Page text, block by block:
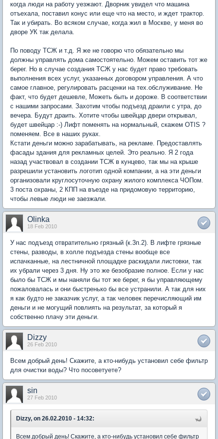
когда люди на работу уезжают. Дворник увидел что машина
отъехала, поставил конус или еще что на место, и ждет трактор.
Так и убирать. Во всяком случае, когда жил в Москве, у меня во
дворе УК так делала.
По поводу ТСЖ и т.д. Я же не говорю что обязательно мы
должны управлять дома самостоятельно. Можем оставить тот же
берег. Но в случае создания ТСЖ у нас будет право требовать
выполнения всех услуг, указанных договором управления. А что
самое главное, регулировать расценки на тех.обслуживание. Не
факт, что будет дешевле, Можеть быть и дороже. В соответствии
с нашими запросами. Захотим чтобы подъезд драили с утра, до
вечера. Будут драить. Хотите чтобы швейцар двери открывал,
будет швейцар :-) Лифт поменять на нормальный, скажем OTIS ?
поменяем. Все в наших руках.
Кстати деньги можно зарабатывать, на рекламе. Предоставлять
фасады здания для рекламных целей. Это реально. Я 2 года
назад участвовал в создании ТСЖ в кунцево, так мы на крыше
разрешили установить логотип одной компании, а на эти деньги
организовали круглосуточную охрану жилого комплекса ЧОПом.
3 поста охраны, 2 КПП на въезде на придомовую территорию,
чтобы левые люди не заезжали.
Olinka
18 Feb 2010
У нас подъезд отвратительно грязный (к.3п.2). В лифте грязные
стены, разводы, в холле подъезда стены вообще все
испачканные, на лестничной площадке раскидали листовки, так
их убрали через 3 дня. Ну это же безобразие полное. Если у нас
было бы ТСЖ и мы наняли бы тот же берег, я бы управляющему
пожаловалась и они быстренько бы все устранили. А так для них
я как будто не заказчик услуг, а так человек перечисляющий им
деньги и не могущий повлиять на результат, за который я
собственно плачу эти деньги.
Dizzy
26 Feb 2010
Всем добрый день! Скажите, а кто-нибудь установил себе фильтр
для очистки воды? Что посоветуете?
sin
27 Feb 2010
Dizzy, on 26.02.2010 - 14:32:
Всем добрый день! Скажите, а кто-нибудь установил себе фильтр